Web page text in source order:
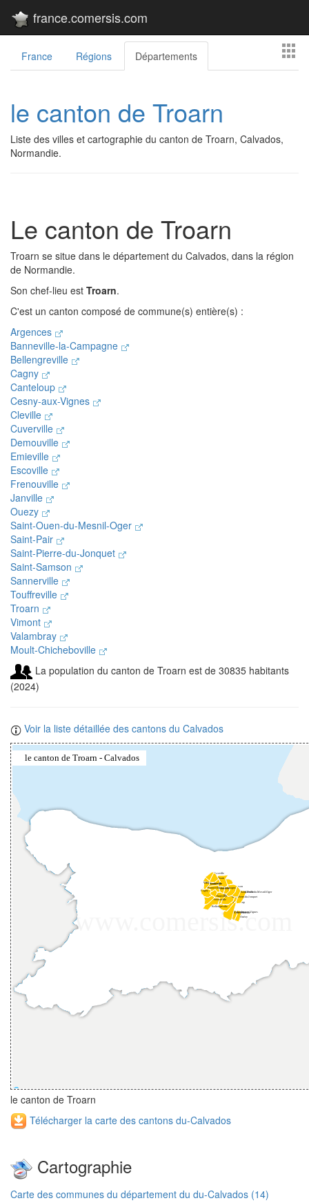
france.comersis.com
France Régions Départements
le canton de Troarn
Liste des villes et cartographie du canton de Troarn, Calvados,
Normandie.
Le canton de Troarn
Troarn se situe dans le département du Calvados, dans la région
de Normandie.
Son chef-lieu est Troarn.
C'est un canton composé de commune(s) entière(s) :
Argences
Banneville-la-Campagne
Bellengreville
Cagny
Canteloup
Cesny-aux-Vignes
Cleville
Cuverville
Demouville
Emieville
Escoville
Frenouville
Janville
Ouezy
Saint-Ouen-du-Mesnil-Oger
Saint-Pair
Saint-Pierre-du-Jonquet
Saint-Samson
Sannerville
Touffreville
Troarn
Vimont
Valambray
Moult-Chicheboville
La population du canton de Troarn est de 30835 habitants
(2024)
Voir la liste détaillée des cantons du Calvados
le canton de Troarn
Télécharger la carte des cantons du-Calvados
Cartographie
Carte des communes du département du du-Calvados (14)